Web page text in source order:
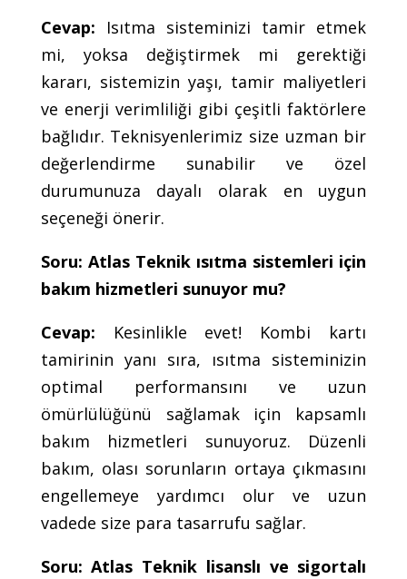
Cevap: Isıtma sisteminizi tamir etmek
mi, yoksa değiştirmek mi gerektiği
kararı, sistemizin yaşı, tamir maliyetleri
ve enerji verimliliği gibi çeşitli faktörlere
bağlıdır. Teknisyenlerimiz size uzman bir
değerlendirme sunabilir ve özel
durumunuza dayalı olarak en uygun
seçeneği önerir.
Soru: Atlas Teknik ısıtma sistemleri için
bakım hizmetleri sunuyor mu?
Cevap: Kesinlikle evet! Kombi kartı
tamirinin yanı sıra, ısıtma sisteminizin
optimal performansını ve uzun
ömürlülüğünü sağlamak için kapsamlı
bakım hizmetleri sunuyoruz. Düzenli
bakım, olası sorunların ortaya çıkmasını
engellemeye yardımcı olur ve uzun
vadede size para tasarrufu sağlar.
Soru: Atlas Teknik lisanslı ve sigortalı